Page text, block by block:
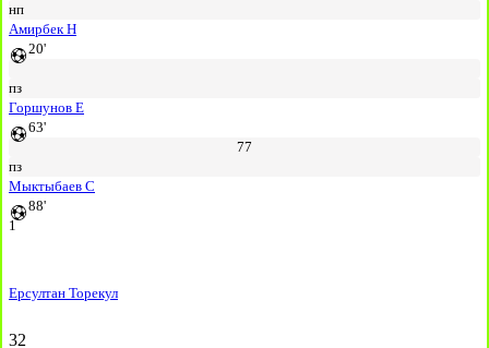
нп
Амирбек Н
20'
пз
Горшунов Е
63'
77
пз
Мыктыбаев С
88'
1
Ерсултан Торекул
32